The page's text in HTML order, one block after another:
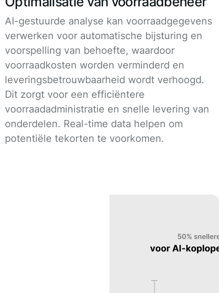
AI-gestuurde analyse kan voorraadgegevens
verwerken voor automatische bijsturing en
voorspelling van behoefte, waardoor
voorraadkosten worden verminderd en
leveringsbetrouwbaarheid wordt verhoogd.
Dit zorgt voor een efficiëntere
voorraadadministratie en snelle levering van
onderdelen. Real-time data helpen om
potentiële tekorten te voorkomen.